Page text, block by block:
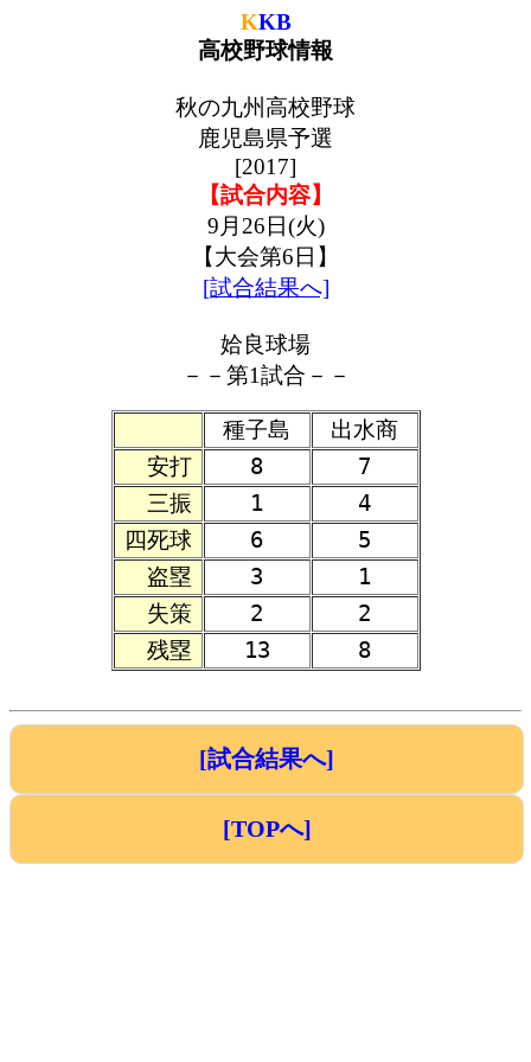
KKB
高校野球情報
秋の九州高校野球
鹿児島県予選
[2017]
【試合内容】
9月26日(火)
【大会第6日】
[試合結果へ]
姶良球場
－－第1試合－－
種子島
出水商
安打
8
7
三振
1
4
四死球
6
5
盗塁
3
1
失策
2
2
残塁
13 8
[試合結果へ]
[TOPへ]